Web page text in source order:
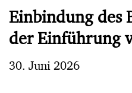
Einbindung des
der Einführung
30. Juni 2026